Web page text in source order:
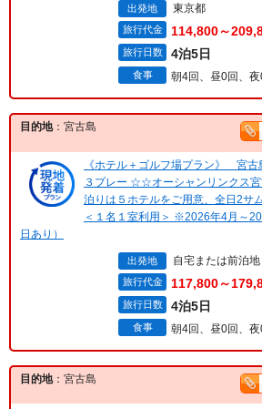
出発地 東京都
旅行代金 114,800～
旅行日数 4泊5日
食事 朝4回、昼0回、夜
目的地：宮古島
《ホテル＋ゴルフ場プラン》 宮
３プレー ☆☆オーシャンリンクス
泊りは５ホテルをご用意、全日2
＜１名１室利用＞ ※2026年4月～
日あり）
出発地 自宅または前泊地
旅行代金 117,800～
旅行日数 4泊5日
食事 朝4回、昼0回、夜
目的地：宮古島